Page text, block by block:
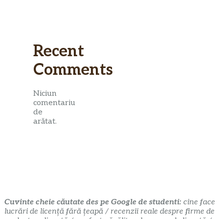
Recent
Comments
Niciun
comentariu
de
arătat.
Cuvinte cheie căutate des pe Google de studenti: cine face
lucrări de licență fără țeapă / recenzii reale despre firme de